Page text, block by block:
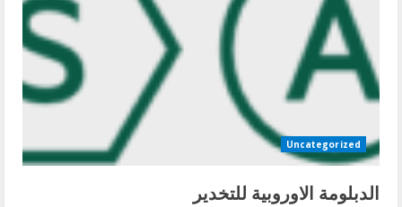
الطوارئ
بالزمالة
المصرية
Uncategorized
الدبلومة الاوروبية للتخدير